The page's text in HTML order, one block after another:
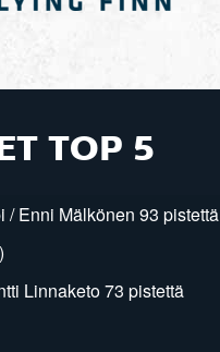
TOP 5
/ Enni Mälkönen 93 pistettä
Linnaketo 73 pistettä